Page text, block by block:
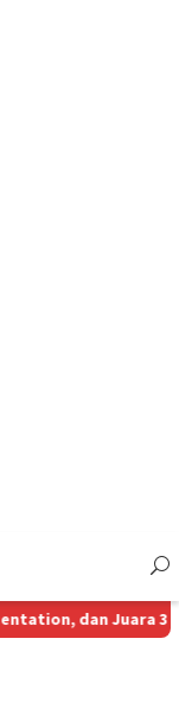
Juara 3 Nasional